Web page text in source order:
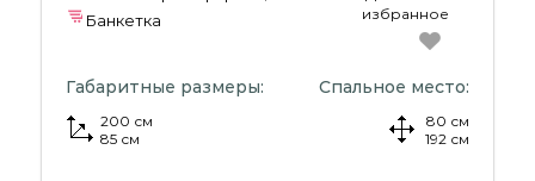
Банкетка
избранное
Габаритные размеры:
200 см
85 см
Спальное место:
80 см
192 см